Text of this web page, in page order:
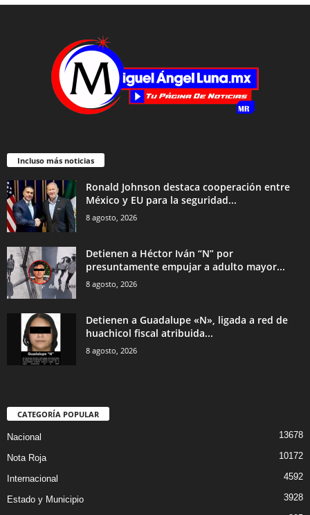
Incluso más noticias
Ronald Johnson destaca cooperación entre
México y EU para la seguridad...
8 agosto, 2026
Detienen a Héctor Iván “N” por
presuntamente empujar a adulto mayor...
8 agosto, 2026
Detienen a Guadalupe «N», ligada a red de
huachicol fiscal atribuida...
8 agosto, 2026
CATEGORÍA POPULAR
Nacional 13678
Nota Roja 10172
Internacional 4592
Estado y Municipio
3928